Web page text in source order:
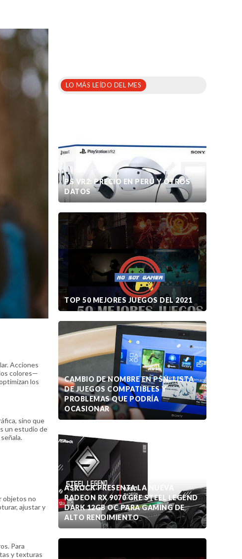
Acciones
colores—
los
sino que
un estudio de
objetos no
ajustar y
Para
y texturas
LO MÁS LEÍDO DEL MES
PS VR2: PRECIO EN PERÚ Y OTROS
DATOS
TOP 50 MEJORES JUEGOS DEL 2021
CAMBIO DE NOMBRE EN PSN: LISTA
DE JUEGOS COMPATIBLES Y
PROBLEMAS QUE PODRÍA
OCASIONAR
ASROCK PRESENTA LA NUEVA
RADEON RX 9070 GRE STEEL LEGEND
DARK 12GB OC PARA GAMING DE
ALTO RENDIMIENTO